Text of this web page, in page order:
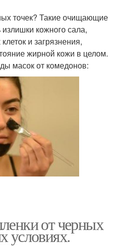
точек? Такие очищающие
кожного сала,
и загрязнения,
жирной кожи в целом.
масок от комедонов:
от черных
условиях.